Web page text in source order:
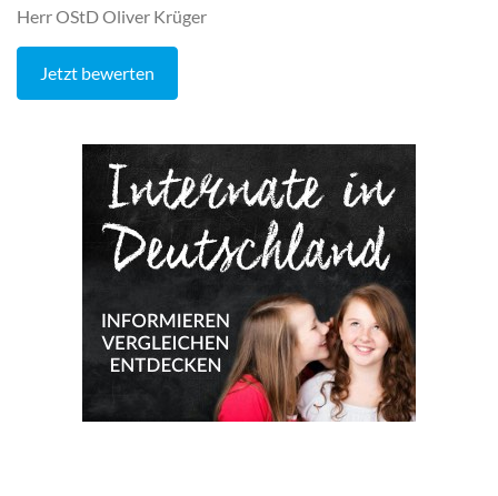
Herr OStD Oliver Krüger
Jetzt bewerten